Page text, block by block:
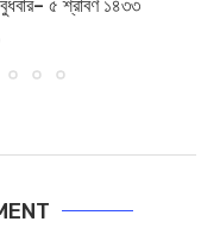
৫ শ্রাবণ ১৪৩৩